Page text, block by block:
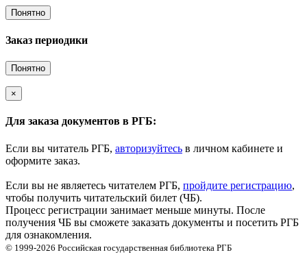
Понятно
Заказ периодики
Понятно
×
Для заказа документов в РГБ:
Если вы читатель РГБ, авторизуйтесь в личном кабинете и
оформите заказ.
Если вы не являетесь читателем РГБ, пройдите регистрацию,
чтобы получить читательский билет (ЧБ).
Процесс регистрации занимает меньше минуты. После
получения ЧБ вы сможете заказать документы и посетить РГБ
для ознакомления.
© 1999-2026 Российская государственная библиотека РГБ